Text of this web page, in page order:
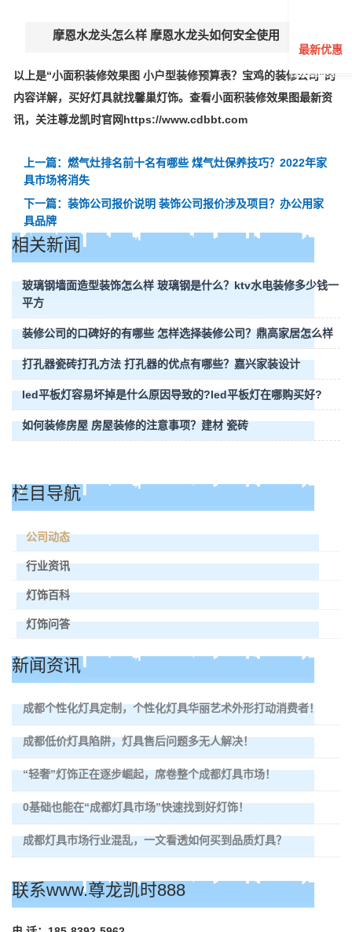
摩恩水龙头怎么样 摩恩水龙头如何安全使用
以上是“小面积装修效果图 小户型装修预算表？宝鸡的装修公司”的
内容详解，买好灯具就找馨巢灯饰。查看小面积装修效果图最新资
讯，关注尊龙凯时官网https://www.cdbbt.com
上一篇：燃气灶排名前十名有哪些 煤气灶保养技巧？2022年家
具市场将消失
下一篇：装饰公司报价说明 装饰公司报价涉及项目？办公用家
具品牌
相关新闻
玻璃钢墙面造型装饰怎么样 玻璃钢是什么？ktv水电装修多少钱一
平方
装修公司的口碑好的有哪些 怎样选择装修公司？鼎高家居怎么样
打孔器瓷砖打孔方法 打孔器的优点有哪些？嘉兴家装设计
led平板灯容易坏掉是什么原因导致的?led平板灯在哪购买好?
如何装修房屋 房屋装修的注意事项？建材 瓷砖
栏目导航
公司动态
行业资讯
灯饰百科
灯饰问答
新闻资讯
成都个性化灯具定制，个性化灯具华丽艺术外形打动消费者！
成都低价灯具陷阱，灯具售后问题多无人解决！
“轻奢”灯饰正在逐步崛起，席卷整个成都灯具市场！
0基础也能在“成都灯具市场”快速找到好灯饰！
成都灯具市场行业混乱，一文看透如何买到品质灯具？
联系www.尊龙凯时888
最新优惠